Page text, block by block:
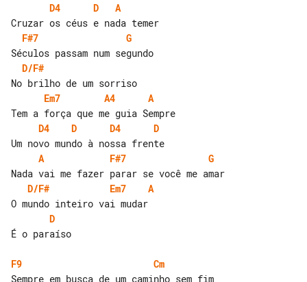
D4
D
A
F#7
G
D/F#
Em7
A4
A
D4
D D4
D
A
F#7
G
D/F#
Em7
A
D
É o paraíso
F9
Cm